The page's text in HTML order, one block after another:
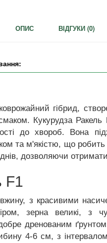
ОПИС ВІДГУКИ (0)
гібрид,
Кукурудза
до хвороб. Вона
та м'якістю, що робить
днів, дозволяючи
F1
з красивими
зерна великі, з
дренованим
4-6 см, з